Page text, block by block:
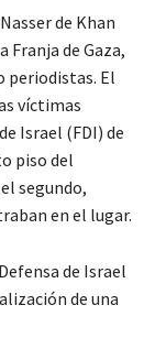
de Khan
Franja de Gaza,
periodistas. El
víctimas
Israel (FDI) de
piso del
segundo,
en el lugar.
de Israel
de una